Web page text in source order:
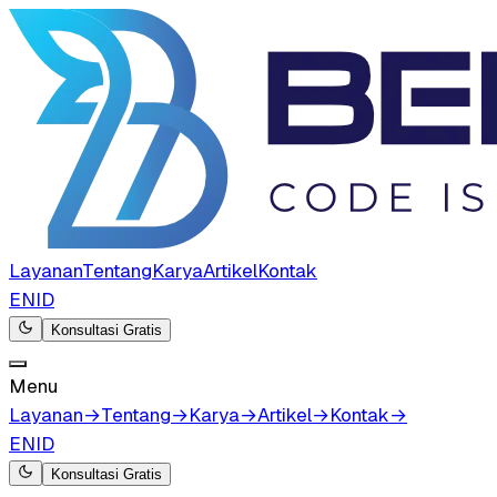
LayananTentangKaryaArtikelKontak
ENID
Konsultasi Gratis
Menu
Layanan→Tentang→Karya→Artikel→Kontak→
ENID
Konsultasi Gratis